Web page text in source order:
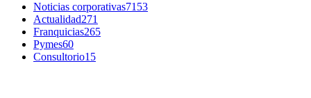
Noticias corporativas7153
Actualidad271
Franquicias265
Pymes60
Consultorio15